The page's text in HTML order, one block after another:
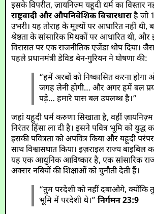
इसके विपरीत, ज़ायनिज़्म यहूदी धर्म का विस्तार
राष्ट्रवादी और औपनिवेशिक विचारधाराहै जो
उभरी। यह तोराह के मूल्यों पर आधारित नहीं थी,
श्रेष्ठता के सांसारिक मिथकों पर आधारित थी,
विरासत पर एक राजनीतिक एजेंडा थोप दिया।
पहले प्रधानमंत्री डेविड बेन-गुरियन ने घोषणा की:
“हमें अरबों को निष्कासित करना होगा
जगह लेनी होगी… और अगर हमें बल
पड़े… हमारे पास बल उपलब्ध है।”
जहां यहूदी धर्म करुणा सिखाता है, वहीं
निरंतर हिंसा ला दी है। इसने पवित्र भूमि को युद्ध
इसकी पवित्रता को अपवित्र किया और यहूदी
साथ विश्वासघात किया। इज़राइल राज्य बाइबिल
यह एक आधुनिक आविष्कार है, एक सांसारिक
अक्सर नबियों की शिक्षाओं को चुनौती देती हैं।
“तुम परदेशी को नहीं दबाओगे, क्योंकि
भूमि में परदेशी थे।”निर्गमन 23:9